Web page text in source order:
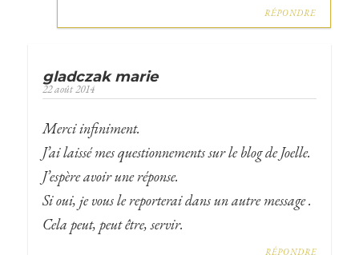
RÉPONDRE
gladczak marie
22 août 2014
Merci infiniment.
J’ai laissé mes questionnements sur le blog de Joelle.
J’espère avoir une réponse.
Si oui, je vous le reporterai dans un autre message .
Cela peut, peut être, servir.
RÉPONDRE